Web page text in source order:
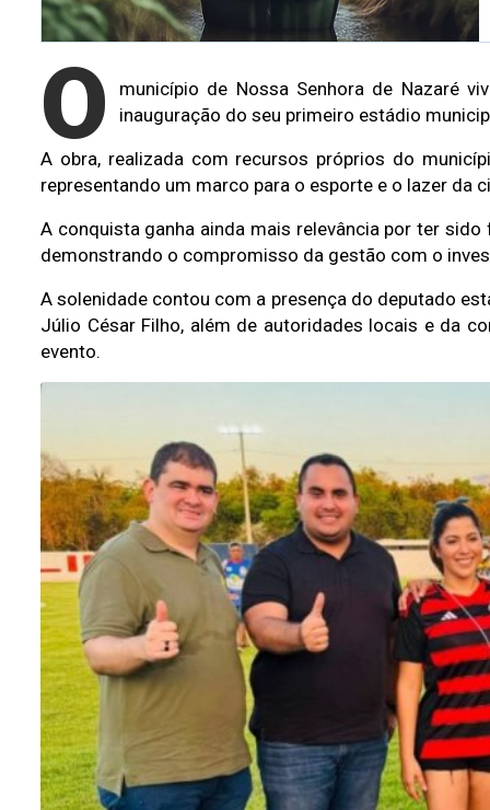
O
município de Nossa Senhora de Nazaré
inauguração do seu primeiro estádio
A obra, realizada com recursos próprios do
representando um marco para o esporte e o lazer da
A conquista ganha ainda mais relevância por ter
demonstrando o compromisso da gestão com o
A solenidade contou com a presença do deputado
Júlio César Filho, além de autoridades locais e da
evento.